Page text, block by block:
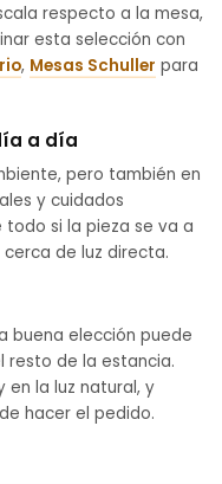
respecto a la mesa,
esta selección con
, Mesas Schuller para
a día
pero también en
y cuidados
si la pieza se va a
de luz directa.
buena elección puede
resto de la estancia.
en la luz natural, y
hacer el pedido.